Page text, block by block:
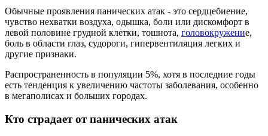
Обычные проявления панических атак - это сердцебиение,
чувство нехватки воздуха, одышка, боли или дискомфорт в
левой половине грудной клетки, тошнота, головокружение,
боль в области глаз, судороги, гипервентиляция легких и
другие признаки.
Распространенность в популяции 5%, хотя в последние годы
есть тенденция к увеличению частоты заболевания, особенно
в мегаполисах и больших городах.
Кто страдает от панических атак